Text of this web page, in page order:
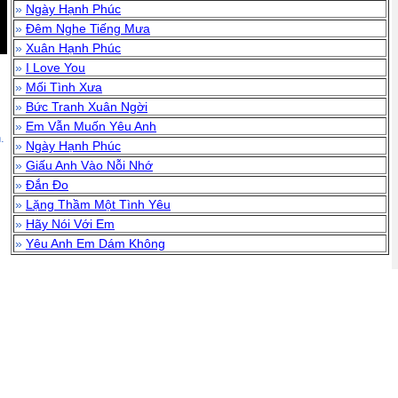
» Ngày Hạnh Phúc
» Đêm Nghe Tiếng Mưa
» Xuân Hạnh Phúc
» I Love You
» Mối Tình Xưa
» Bức Tranh Xuân Ngời
» Em Vẫn Muốn Yêu Anh
» Ngày Hạnh Phúc
» Giấu Anh Vào Nỗi Nhớ
» Đắn Đo
» Lặng Thầm Một Tình Yêu
» Hãy Nói Với Em
» Yêu Anh Em Dám Không